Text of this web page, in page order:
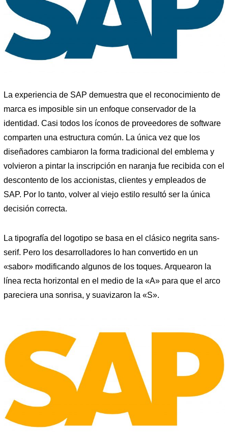
La experiencia de SAP demuestra que el reconocimiento de
marca es imposible sin un enfoque conservador de la
identidad. Casi todos los íconos de proveedores de software
comparten una estructura común. La única vez que los
diseñadores cambiaron la forma tradicional del emblema y
volvieron a pintar la inscripción en naranja fue recibida con el
descontento de los accionistas, clientes y empleados de
SAP. Por lo tanto, volver al viejo estilo resultó ser la única
decisión correcta.
La tipografía del logotipo se basa en el clásico negrita sans-
serif. Pero los desarrolladores lo han convertido en un
«sabor» modificando algunos de los toques. Arquearon la
línea recta horizontal en el medio de la «A» para que el arco
pareciera una sonrisa, y suavizaron la «S».